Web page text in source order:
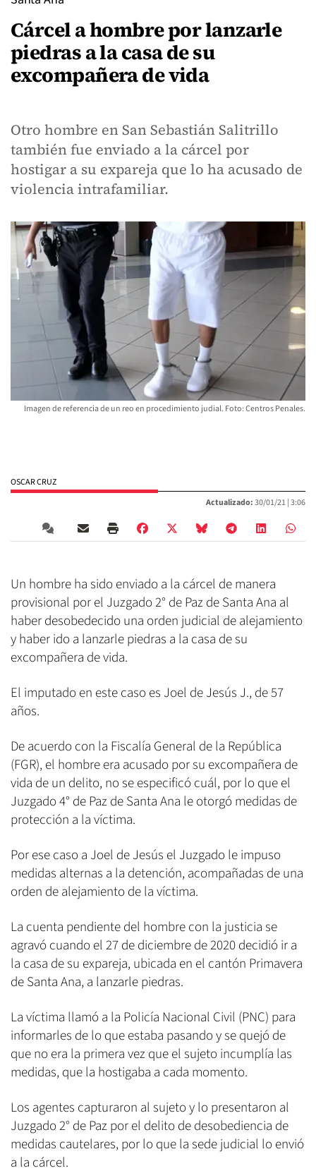
Cárcel a hombre por lanzarle
piedras a la casa de su
excompañera de vida
Otro hombre en San Sebastián Salitrillo
también fue enviado a la cárcel por
hostigar a su expareja que lo ha acusado de
violencia intrafamiliar.
Imagen de referencia de un reo en procedimiento judial. Foto: Centros Penales.
OSCAR CRUZ
Actualizado:30/01/21 |3:06
Un hombre ha sido enviado a la cárcel de manera
provisional por el Juzgado 2° de Paz de Santa Ana al
haber desobedecido una orden judicial de alejamiento
y haber ido a lanzarle piedras a la casa de su
excompañera de vida.
El imputado en este caso es Joel de Jesús J., de 57
años.
De acuerdo con la Fiscalía General de la República
(FGR), el hombre era acusado por su excompañera de
vida de un delito, no se especificó cuál, por lo que el
Juzgado 4° de Paz de Santa Ana le otorgó medidas de
protección a la víctima.
Por ese caso a Joel de Jesús el Juzgado le impuso
medidas alternas a la detención, acompañadas de una
orden de alejamiento de la víctima.
La cuenta pendiente del hombre con la justicia se
agravó cuando el 27 de diciembre de 2020 decidió ir a
la casa de su expareja, ubicada en el cantón Primavera
de Santa Ana, a lanzarle piedras.
La víctima llamó a la Policía Nacional Civil (PNC) para
informarles de lo que estaba pasando y se quejó de
que no era la primera vez que el sujeto incumplía las
medidas, que la hostigaba a cada momento.
Los agentes capturaron al sujeto y lo presentaron al
Juzgado 2° de Paz por el delito de desobediencia de
medidas cautelares, por lo que la sede judicial lo envió
a la cárcel.